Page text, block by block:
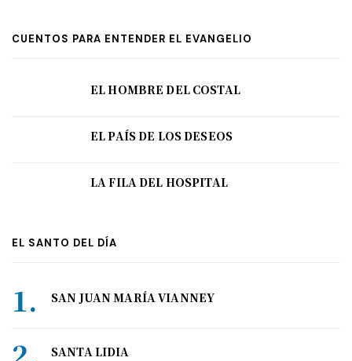
CUENTOS PARA ENTENDER EL EVANGELIO
EL HOMBRE DEL COSTAL
EL PAÍS DE LOS DESEOS
LA FILA DEL HOSPITAL
EL SANTO DEL DÍA
SAN JUAN MARÍA VIANNEY
SANTA LIDIA